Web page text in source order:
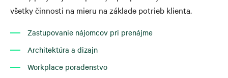
všetky činnosti na mieru na základe potrieb klienta.
Zastupovanie nájomcov pri prenájme
Architektúra a dizajn
Workplace poradenstvo